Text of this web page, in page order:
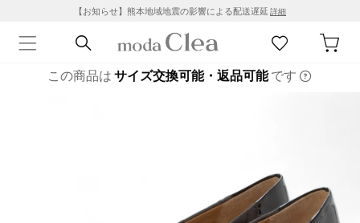
【お知らせ】熊本地域地震の影響による配送遅延 詳細
この商品は サイズ交換可能・返品可能です